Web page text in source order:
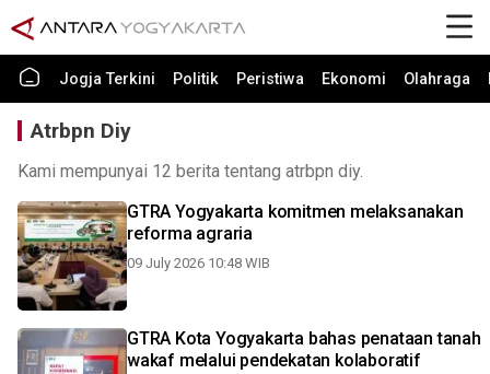
Jogja Terkini Politik Peristiwa Ekonomi Olahraga
Atrbpn Diy
Kami mempunyai 12 berita tentang atrbpn diy.
GTRA Yogyakarta komitmen melaksanakan
reforma agraria
09 July 2026 10:48 WIB
GTRA Kota Yogyakarta bahas penataan tanah
wakaf melalui pendekatan kolaboratif